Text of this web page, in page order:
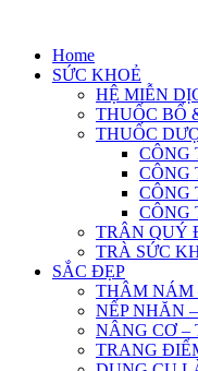
contentHome
SỨC KHOẺ
HỆ MIỄN
THUỐC BỔ
THUỐC
CÔNG
CÔNG
CÔNG
CÔNG
TRÂN QUÝ
TRÀ SỨC
SẮC ĐẸP
THÂM NÁM
NẾP NHĂN
NÂNG CƠ –
TRANG